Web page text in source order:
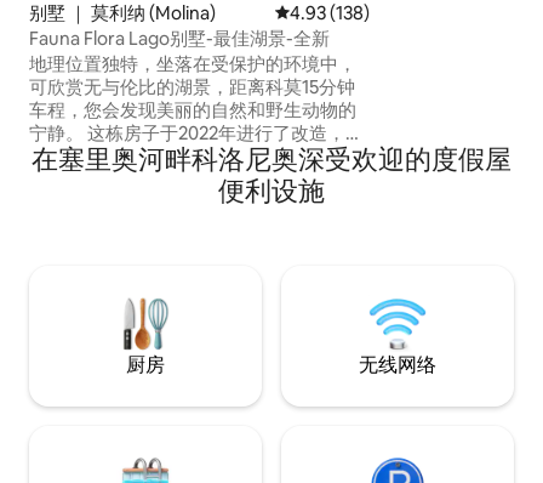
别墅 ｜ 莫利纳 (Molina) 平均评分 4.93 分（满分 5 分），
4.93 (138)
Fauna Flora Lago别墅-最佳湖景-全新
地理位置独特，坐落在受保护的环境中，
可欣赏无与伦比的湖景，距离科莫15分钟
车程，您会发现美丽的自然和野生动物的
宁静。 这栋房子于2022年进行了改造，以
现代简约的方式重组，将为您带来完美假
期所需的灵魂。 迷人的中世纪莫利纳
（Molina）拥有地道的区域餐厅，将让您
Como）度过完美的住宿体验！
在塞里奥河畔科洛尼奥深受欢迎的度假屋
便利设施
厨房 无线网络